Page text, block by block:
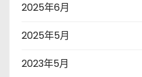
2025年6月
2025年5月
2023年5月